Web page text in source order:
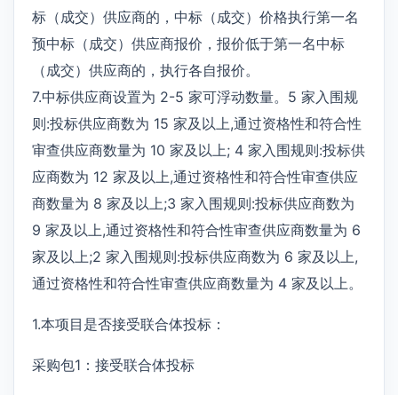
标（成交）供应商的，中标（成交）价格执行第一名
预中标（成交）供应商报价，报价低于第一名中标
（成交）供应商的，执行各自报价。
7.中标供应商设置为 2-5 家可浮动数量。5 家入围规
则:投标供应商数为 15 家及以上,通过资格性和符合性
审查供应商数量为 10 家及以上; 4 家入围规则:投标供
应商数为 12 家及以上,通过资格性和符合性审查供应
商数量为 8 家及以上;3 家入围规则:投标供应商数为
9 家及以上,通过资格性和符合性审查供应商数量为 6
家及以上;2 家入围规则:投标供应商数为 6 家及以上,
通过资格性和符合性审查供应商数量为 4 家及以上。
1.本项目是否接受联合体投标：
采购包1：接受联合体投标